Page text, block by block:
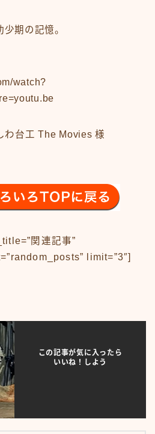
所
所
期の記憶。
watch?
わ台工 The Movies 様
関連記事”
limit=”3″]
この記事が気に入ったら
いいね！しよう